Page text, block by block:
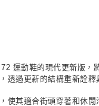
運動鞋的現代更新版，
透過更新的結構重新詮
使其適合街頭穿著和休